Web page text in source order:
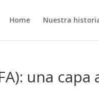
Home Nuestra
una capa